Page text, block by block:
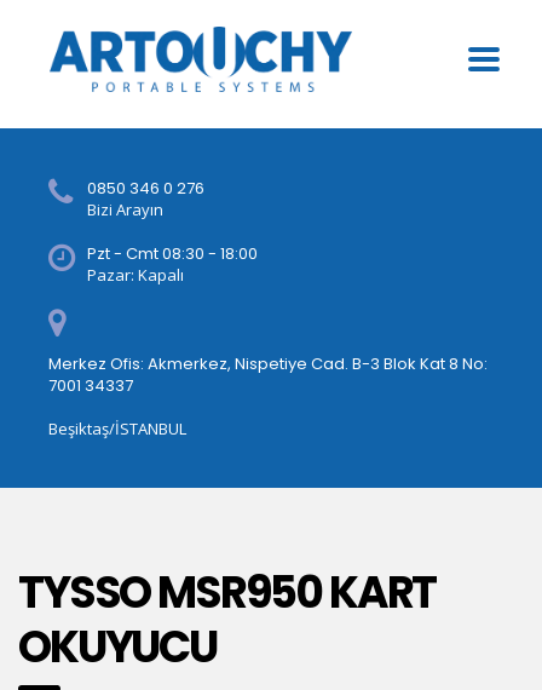
0850 346 0 276
Bizi Arayın
Pzt - Cmt 08:30 - 18:00
Pazar: Kapalı
Merkez Ofis: Akmerkez, Nispetiye Cad. B-3 Blok Kat 8 No:
7001 34337
Beşiktaş/İSTANBUL
TYSSO MSR950 KART
OKUYUCU